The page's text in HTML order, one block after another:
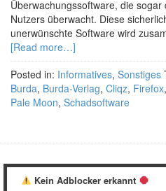
Überwachungssoftware, die
Nutzers überwacht. Diese
unerwünschte Software wird
[Read more…]
Posted in: Informatives, Sonstiges
Burda, Burda-Verlag, Cliqz, Firefox,
Pale Moon, Schadsoftware
Copyright © 2026
Kein Adblocker erkannt